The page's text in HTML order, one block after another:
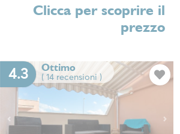
Clicca per scoprire il
prezzo
4.3 Ottimo
( 14 recensioni )
Previous Next